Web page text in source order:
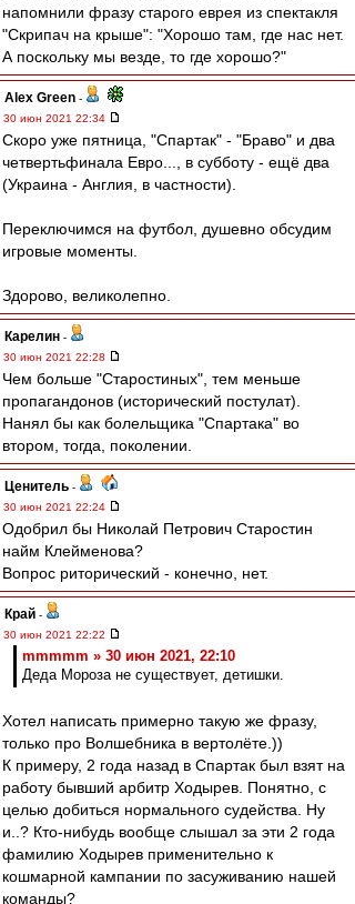
напомнили фразу старого еврея из спектакля
"Скрипач на крыше": "Хорошо там, где нас нет.
А поскольку мы везде, то где хорошо?"
Alex Green -
30 июн 2021 22:34
Скоро уже пятница, "Спартак" - "Браво" и два
четвертьфинала Евро..., в субботу - ещё два
(Украина - Англия, в частности).
Переключимся на футбол, душевно обсудим
игровые моменты.
Здорово, великолепно.
Карелин -
30 июн 2021 22:28
Чем больше "Старостиных", тем меньше
пропагандонов (исторический постулат).
Нанял бы как болельщика "Спартака" во
втором, тогда, поколении.
Ценитель -
30 июн 2021 22:24
Одобрил бы Николай Петрович Старостин
найм Клейменова?
Вопрос риторический - конечно, нет.
Край -
30 июн 2021 22:22
mmmmm » 30 июн 2021, 22:10
Деда Мороза не существует, детишки.
Хотел написать примерно такую же фразу,
только про Волшебника в вертолёте.))
К примеру, 2 года назад в Спартак был взят на
работу бывший арбитр Ходырев. Понятно, с
целью добиться нормального судейства. Ну
и..? Кто-нибудь вообще слышал за эти 2 года
фамилию Ходырев применительно к
кошмарной кампании по засуживанию нашей
команды?